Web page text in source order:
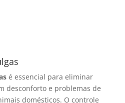
é essencial para eliminar
desconforto e problemas de
domésticos. O controle